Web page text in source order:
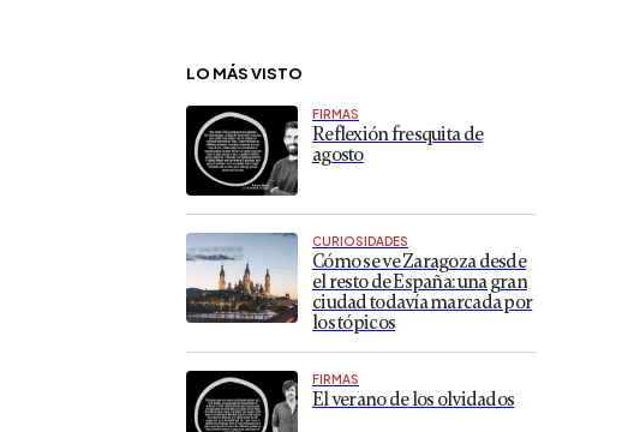
LO MÁS VISTO
FIRMAS
Reflexión fresquita de
agosto
CURIOSIDADES
Cómo se ve Zaragoza desde
el resto de España: una gran
ciudad todavía marcada por
los tópicos
FIRMAS
El verano de los olvidados